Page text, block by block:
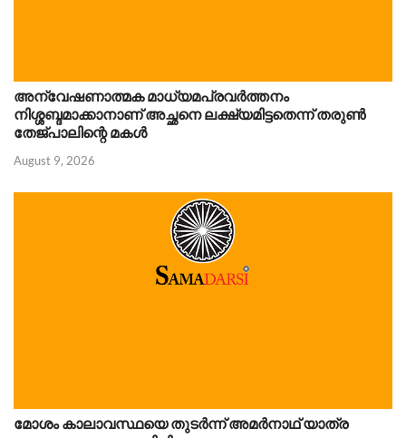
അന്വേഷണാത്മക മാധ്യമപ്രവർത്തനം
നിശ്ശബ്ദമാക്കാനാണ് അച്ഛനെ ലക്ഷ്യമിട്ടതെന്ന് തരുണ്‍
തേജ്പാലിന്റെ മകൾ
August 9, 2026
മോശം കാലാവസ്ഥയെ തുടർന്ന് അമർനാഥ് യാത്ര